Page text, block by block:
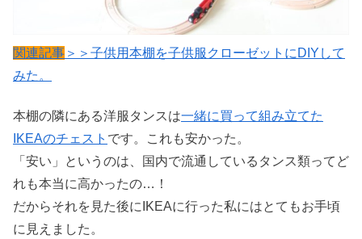
関連記事 ＞＞ 子供用本棚を子供服クローゼットにDIYして
みた。
本棚の隣にある洋服タンスは一緒に買って組み立てた
IKEAのチェスト です。これも安かった。
「安い」というのは、国内で流通しているタンス類ってど
れも本当に高かったの…！
だからそれを見た後にIKEAに行った私にはとてもお手頃
に見えました。